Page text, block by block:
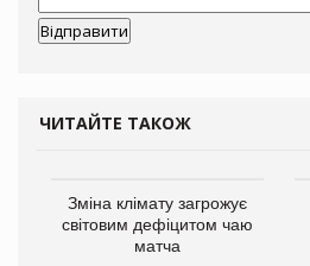
ЧИТАЙТЕ ТАКОЖ
Зміна клімату загрожує
світовим дефіцитом чаю
матча